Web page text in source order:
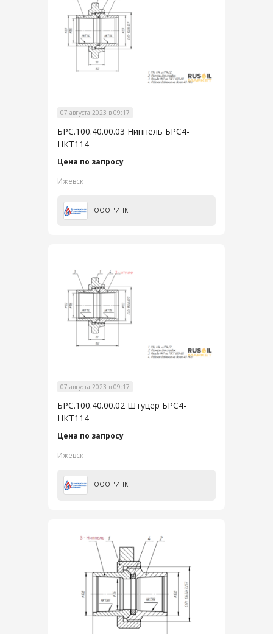
07 августа 2023 в 09:17
БРС.100.40.00.03 Ниппель БРС4-
НКТ114
Цена по запросу
Ижевск
ООО "ИПК"
07 августа 2023 в 09:17
БРС.100.40.00.02 Штуцер БРС4-
НКТ114
Цена по запросу
Ижевск
ООО "ИПК"